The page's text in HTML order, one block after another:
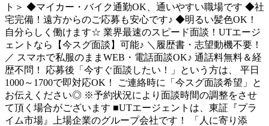
ト＞ ◆マイカー・バイク通勤OK、通いやすい職場です ◆社
宅完備！遠方からのご応募も安心です♪ ◆明るい髪色OK！
自分らしく働けます☆ 業界最速のスピード面談！UTエージ
ェントなら【今スグ面談】可能♪ ＼履歴書・志望動機不要！
／ スマホで私服のままWEB・電話面談OK♪ 通話料無料＆経
歴不問！ 応募後「今すぐ面談したい！」という方は、 平日
1000～1700で即対応OK！ ご連絡時に「今スグ面談希望」と
お伝えください◎ ※予約状況により面談時間の調整をさせ
て頂く場合がございます ■UTエージェントは、東証『プラ
イム市場』上場企業のグループ会社です！ 「人に寄り添